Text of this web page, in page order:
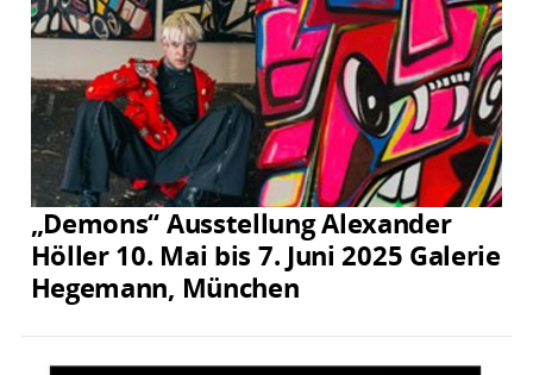
„Demons“ Ausstellung Alexander
Höller 10. Mai bis 7. Juni 2025 Galerie
Hegemann, München